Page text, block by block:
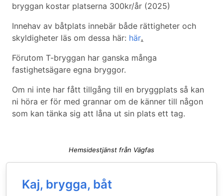
bryggan kostar platserna 300kr/år (2025)
Innehav av båtplats innebär både rättigheter och
skyldigheter läs om dessa här: här.
Förutom T-bryggan har ganska många
fastighetsägare egna bryggor.
Om ni inte har fått tillgång till en bryggplats så kan
ni höra er för med grannar om de känner till någon
som kan tänka sig att låna ut sin plats ett tag.
Hemsidestjänst från Vägfas
Kaj, brygga, båt